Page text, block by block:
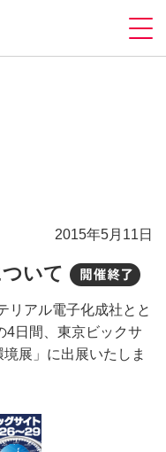
2015年5月11日
いて 開
リアル電子化成社とと
4日間、東京ビックサ
展」に出展いたしま